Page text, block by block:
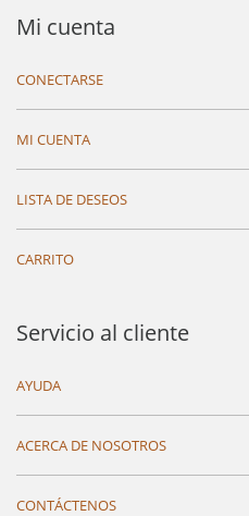
Mi cuenta
CONECTARSE
MI CUENTA
LISTA DE DESEOS
CARRITO
Servicio al cliente
AYUDA
ACERCA DE NOSOTROS
CONTÁCTENOS